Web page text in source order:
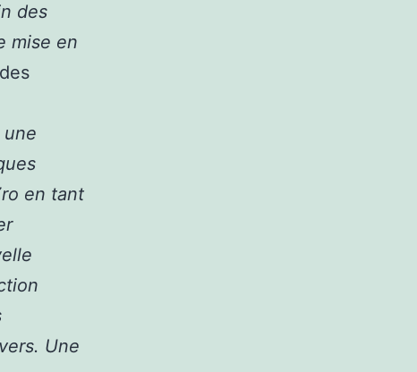
des
mise en
en tant
Une